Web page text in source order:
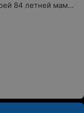
84 летней мам...